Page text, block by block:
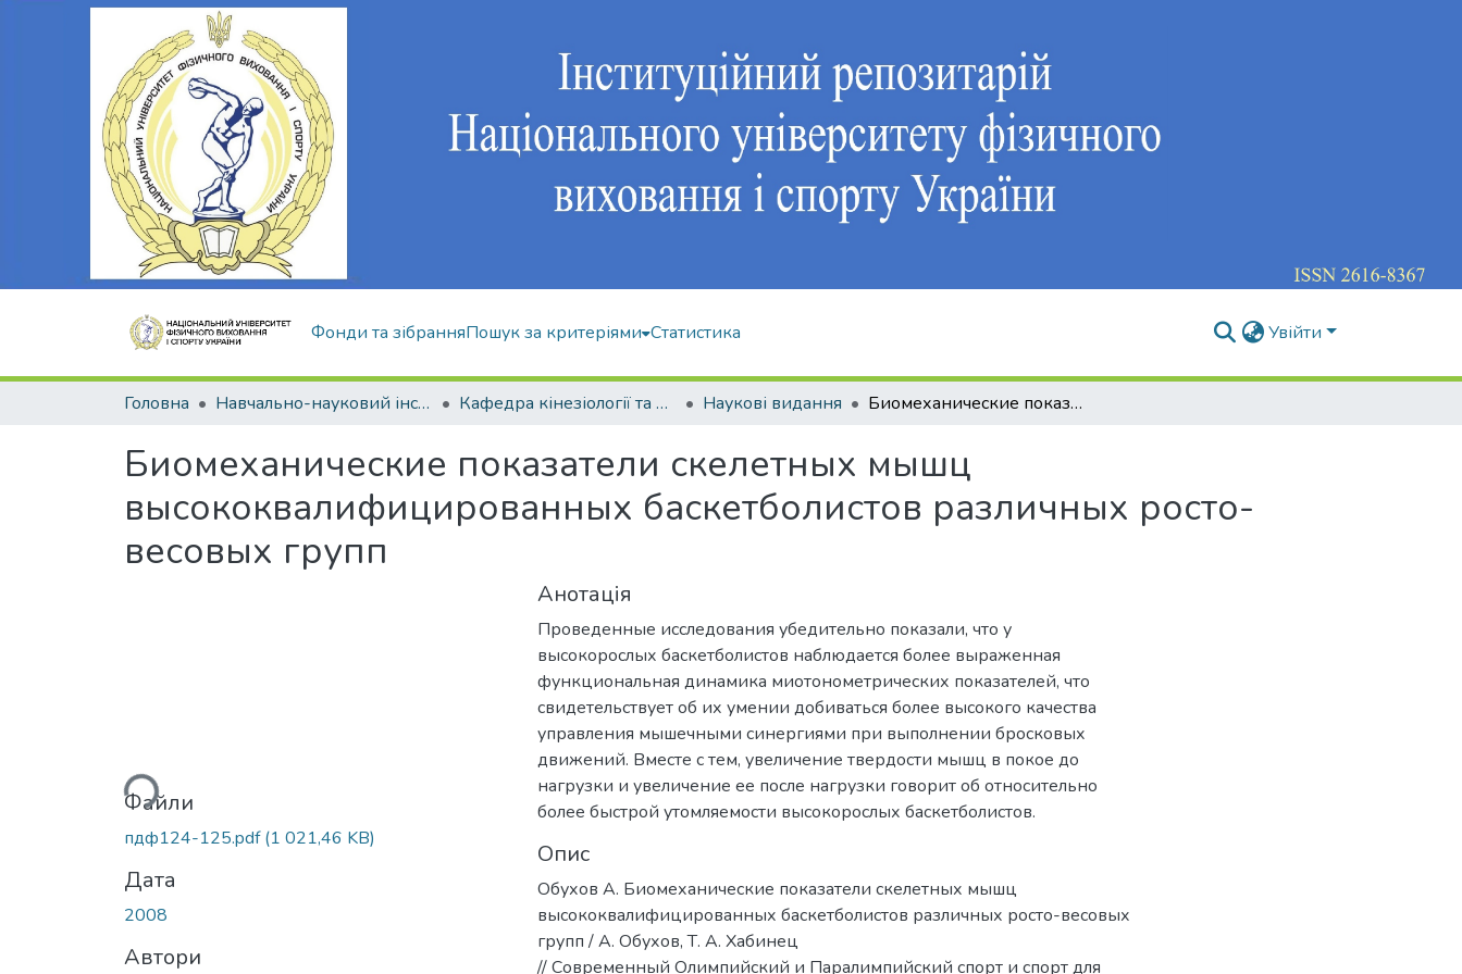
Фонди та зібранняПошук за критеріями Статистика Увійти
Головна Навчально-науковий інститут здоров'я, реабілітації та фізичного виховання Кафедра кінезіології та фізкультурно-спортивної реабілітації Наукові видання Биомеханические показатели скелетных мышц высококвалифицированных баскетболистов различных росто-весовых групп
Биомеханические показатели скелетных мышц
высококвалифицированных баскетболистов различных росто-
весовых групп
Вантажиться...
Файли
пдф124-125.pdf(1 021,46 KB)
Дата
2008
Автори
Анотація
Проведенные исследования убедительно показали, что у
высокорослых баскетболистов наблюдается более выраженная
функциональная динамика миотонометрических показателей, что
свидетельствует об их умении добиваться более высокого качества
управления мышечными синергиями при выполнении бросковых
движений. Вместе с тем, увеличение твердости мышц в покое до
нагрузки и увеличение ее после нагрузки говорит об относительно
более быстрой утомляемости высокорослых баскетболистов.
Опис
Обухов А. Биомеханические показатели скелетных мышц
высококвалифицированных баскетболистов различных росто-весовых
групп / А. Обухов, Т. А. Хабинец
// Современный Олимпийский и Паралимпийский спорт и спорт для